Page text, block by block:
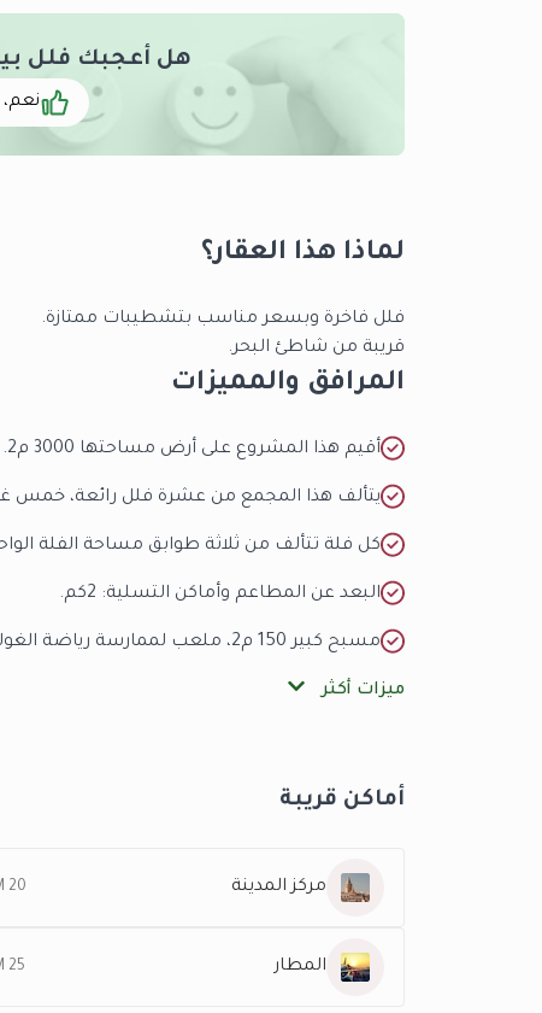
هل أعجبك فلل
لماذا هذا العقار؟
فلل فاخرة وبسعر مناسب بتشطيبات ممتازة.
قريبة من شاطئ البحر.
المرافق والمميزات
أقيم هذا المشروع على أرض مساحتها 3000 م2.
يتألف هذا المجمع من عشرة فلل رائعة، خمس
كل فلة تتألف من ثلاثة طوابق مساحة الفلة الواحدة 220
البعد عن المطاعم وأماكن التسلية: 2كم.
مسبح كبير 150 م2، ملعب لممارسة رياضة الغولف.
ميزات أكثر
أماكن قريبة
مركز المدينة 20 KM
المطار 25 KM